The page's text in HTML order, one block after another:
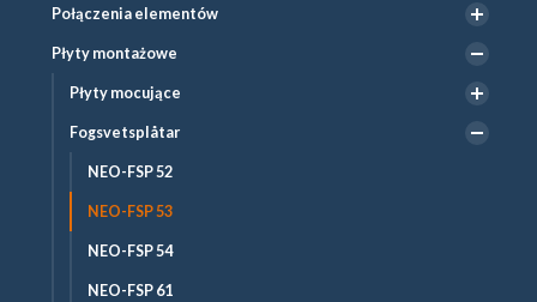
Połączenia elementów
Płyty montażowe
Płyty mocujące
Fogsvetsplåtar
NEO-FSP 52
NEO-FSP 53
NEO-FSP 54
NEO-FSP 61